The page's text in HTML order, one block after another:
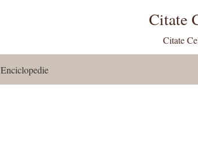
Citate
Citate
Enciclopedie